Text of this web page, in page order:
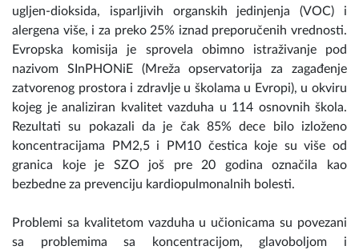
ugljen-dioksida, isparljivih organskih jedinjenja (VOC) i
alergena više, i za preko 25% iznad preporučenih vrednosti.
Evropska komisija je sprovela obimno istraživanje pod
nazivom SInPHONiE (Mreža opservatorija za zagađenje
zatvorenog prostora i zdravlje u školama u Evropi), u okviru
kojeg je analiziran kvalitet vazduha u 114 osnovnih škola.
Rezultati su pokazali da je čak 85% dece bilo izloženo
koncentracijama PM2,5 i PM10 čestica koje su više od
granica koje je SZO još pre 20 godina označila kao
bezbedne za prevenciju kardiopulmonalnih bolesti.
Problemi sa kvalitetom vazduha u učionicama su povezani
sa problemima sa koncentracijom, glavoboljom i